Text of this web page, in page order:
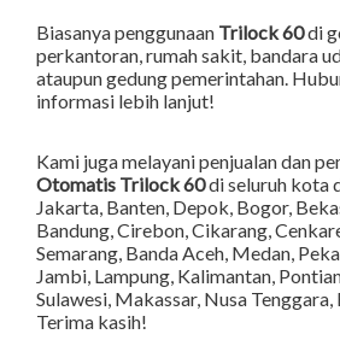
Biasanya penggunaan Trilock 60di
perkantoran, rumah sakit, bandara
ataupun gedung pemerintahan.
informasi lebih lanjut!
Kami juga melayani penjualan dan
Otomatis Trilock 60di seluruh kota
Jakarta Banten Depok Bogor,
Bandung Cirebon Cikarang
Semarang Banda Aceh Medan
Jambi Lampung Kalimantan
Sulawesi Makassar, Nusa Tenggara
Terima kasih!